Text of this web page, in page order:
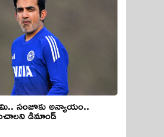
సంజూకు అన్యాయం..
డిమాండ్